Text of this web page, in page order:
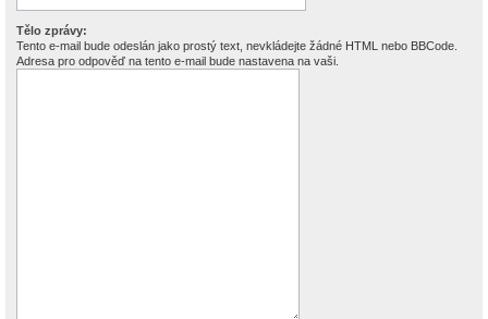
Tělo zprávy:
Tento e-mail bude odeslán jako prostý text, nevkládejte žádné HTML nebo BBCode.
Adresa pro odpověď na tento e-mail bude nastavena na vaši.